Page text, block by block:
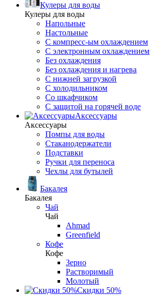
Кулеры для воды
Кулеры для воды
Напольные
Настольные
С компресс-ым охлаждением
С электронным охлаждением
Без охлаждения
Без охлаждения и нагрева
С нижней загрузкой
С холодильником
Со шкафчиком
С защитой на горячей воде
Аксессуары
Аксессуары
Помпы для воды
Стаканодержатели
Подставки
Ручки для переноса
Чехлы для бутылей
Бакалея
Бакалея
Чай
Чай
Ahmad
Greenfield
Кофе
Кофе
Зерно
Растворимый
Молотый
Скидки 50%